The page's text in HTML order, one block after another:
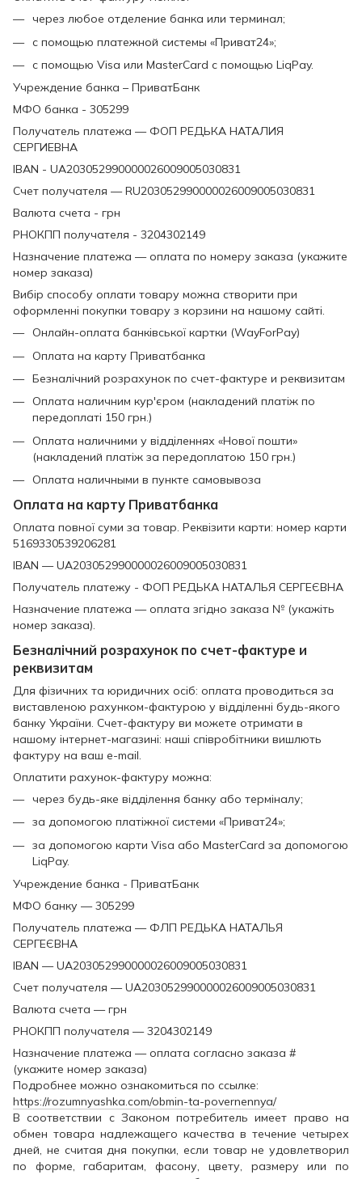
через любое отделение банка или терминал;
с помощью платежной системы «Приват24»;
с помощью Visa или MasterCard с помощью LiqPay.
Учреждение банка – ПриватБанк
МФО банка - 305299
Получатель платежа — ФОП РЕДЬКА НАТАЛИЯ
СЕРГИЕВНА
IBAN - UA203052990000026009005030831
Счет получателя — RU203052990000026009005030831
Валюта счета - грн
РНОКПП получателя - 3204302149
Назначение платежа — оплата по номеру заказа (укажите
номер заказа)
Вибір способу оплати товару можна створити при
оформленні покупки товару з корзини на нашому сайті.
Онлайн-оплата банківської картки (WayForPay)
Оплата на карту Приватбанка
Безналічний розрахунок по счет-фактуре и реквизитам
Оплата наличним кур'єром (накладений платіж по
передоплаті 150 грн.)
Оплата наличними у відділеннях «Нової пошти»
(накладений платіж за передоплатою 150 грн.)
Оплата наличными в пункте самовывоза
Оплата на карту Приватбанка
Оплата повної суми за товар. Реквізити карти: номер карти
5169330539206281
IBAN — UA203052990000026009005030831
Получатель платежу - ФОП РЕДЬКА НАТАЛЬЯ СЕРГЕЄВНА
Назначение платежа — оплата згідно заказа № (укажіть
номер заказа).
Безналічний розрахунок по счет-фактуре и
реквизитам
Для фізичних та юридичних осіб: оплата проводиться за
виставленою рахунком-фактурою у відділенні будь-якого
банку України. Счет-фактуру ви можете отримати в
нашому інтернет-магазині: наші співробітники вишлють
фактуру на ваш e-mail.
Оплатити рахунок-фактуру можна:
через будь-яке відділення банку або терміналу;
за допомогою платіжної системи «Приват24»;
за допомогою карти Visa або MasterCard за допомогою
LiqPay.
Учреждение банка - ПриватБанк
МФО банку — 305299
Получатель платежа — ФЛП РЕДЬКА НАТАЛЬЯ
СЕРГЕЄВНА
IBAN — UA203052990000026009005030831
Счет получателя — UA203052990000026009005030831
Валюта счета — грн
РНОКПП получателя — 3204302149
Назначение платежа — оплата согласно заказа #
(укажите номер заказа)
Подробнее можно ознакомиться по ссылке:
https://rozumnyashka.com/obmin-ta-povernennya/
В соответствии с Законом потребитель имеет право на
обмен товара надлежащего качества в течение четырех
дней, не считая дня покупки, если товар не удовлетворил
по форме, габаритам, фасону, цвету, размеру или по